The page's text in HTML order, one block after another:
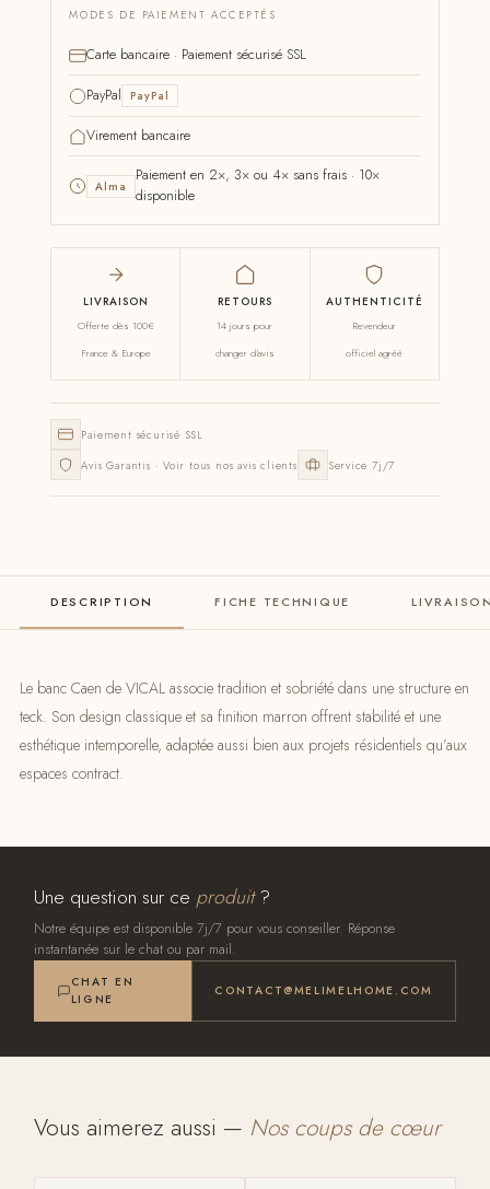
MODES DE PAIEMENT ACCEPTÉS
Carte bancaire · Paiement sécurisé SSL
PayPal PayPal
Virement bancaire
Alma
Paiement en 2×, 3× ou 4× sans frais · 10×
disponible
LIVRAISON
Offerte dès 100€
France & Europe
RETOURS
14 jours pour
changer d'avis
AUTHENTICITÉ
Revendeur
officiel agréé
Paiement sécurisé SSL
Avis Garantis · Voir tous nos avis clients
Service 7j/7
DESCRIPTION FICHE TECHNIQUE
Le banc Caen de VICAL associe tradition et sobriété dans une structure en
teck. Son design classique et sa finition marron offrent stabilité et une
esthétique intemporelle, adaptée aussi bien aux projets résidentiels qu’aux
espaces contract.
Une question sur ce produit?
Notre équipe est disponible 7j/7 pour vous conseiller. Réponse
instantanée sur le chat ou par mail.
CHAT EN
LIGNE
CONTACT@MELIMELHOME.COM
Vous aimerez aussi — Nos coups de cœur